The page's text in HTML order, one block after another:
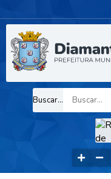
Buscar...